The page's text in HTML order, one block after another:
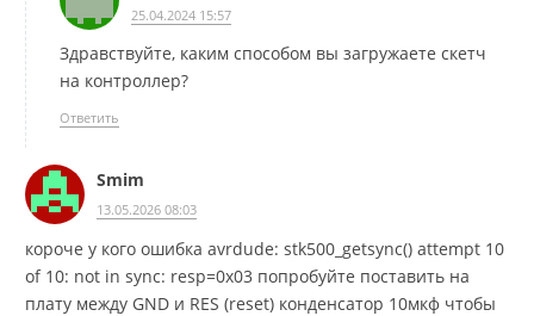
25.04.2024 15:57
Здравствуйте, каким способом вы загружаете скетч
на контроллер?
Ответить
Smim
13.05.2026 08:03
короче у кого ошибка avrdude: stk500_getsync() attempt 10
of 10: not in sync: resp=0x03 попробуйте поставить на
плату между GND и RES (reset) конденсатор 10мкф чтобы